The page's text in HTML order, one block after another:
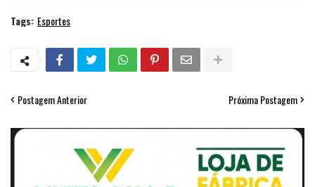
Tags: Esportes
Postagem Anterior Próxima Postagem